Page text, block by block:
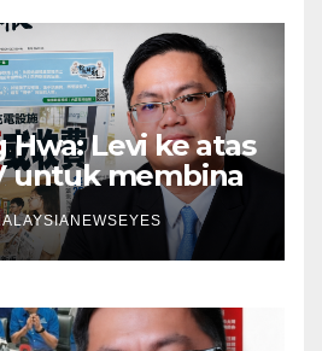
to
Hwa: Levi ke atas
untuk membina
satu
kekangan